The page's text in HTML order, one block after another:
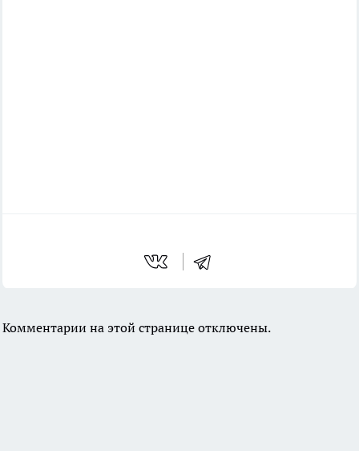
Комментарии на этой странице отключены.